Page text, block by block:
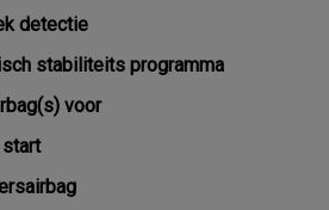
detectie
stabiliteits programma
voor